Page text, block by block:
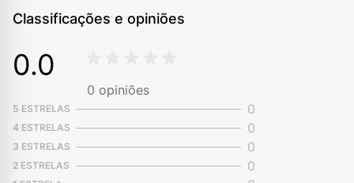
Classificações e opiniões
0.0
0 opiniões
5 ESTRELAS 0
4 ESTRELAS 0
3 ESTRELAS 0
2 ESTRELAS 0